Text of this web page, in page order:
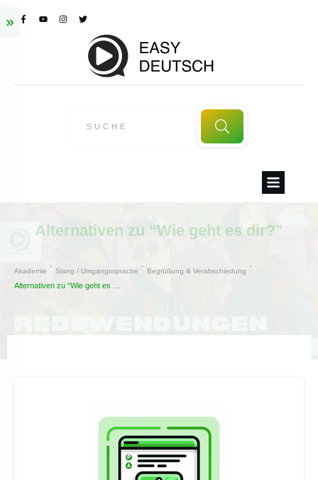
Alternativen zu “Wie geht es dir?”
Akademie Slang / Umgangssprache Begrüßung & Verabschiedung